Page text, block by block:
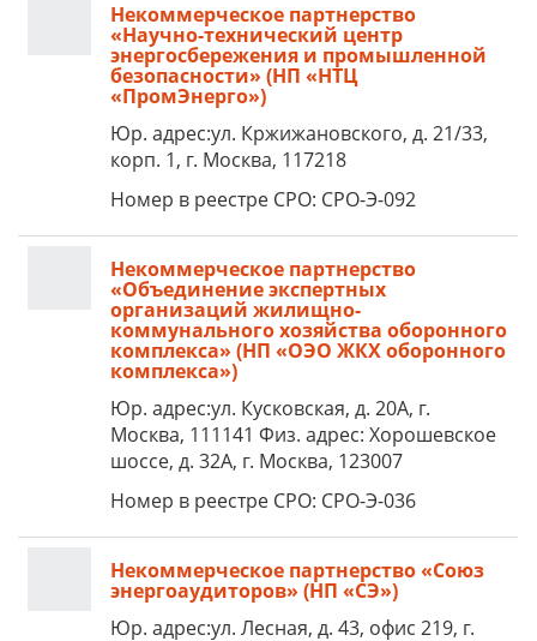
Некоммерческое партнерство
«Научно-технический центр
энергосбережения и промышленной
безопасности» (НП «НТЦ
«ПромЭнерго»)
Юр. адрес:ул. Кржижановского, д. 21/33,
корп. 1, г. Москва, 117218
Номер в реестре СРО: СРО-Э-092
Некоммерческое партнерство
«Объединение экспертных
организаций жилищно-
коммунального хозяйства оборонного
комплекса» (НП «ОЭО ЖКХ оборонного
комплекса»)
Юр. адрес:ул. Кусковская, д. 20А, г.
Москва, 111141 Физ. адрес: Хорошевское
шоссе, д. 32А, г. Москва, 123007
Номер в реестре СРО: СРО-Э-036
Некоммерческое партнерство «Союз
энергоаудиторов» (НП «СЭ»)
Юр. адрес:ул. Лесная, д. 43, офис 219, г.